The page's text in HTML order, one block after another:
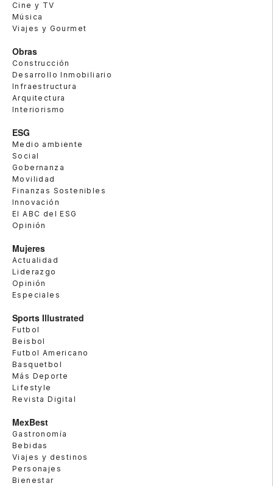
Cine y TV
Música
Viajes y Gourmet
Obras
Construcción
Desarrollo Inmobiliario
Infraestructura
Arquitectura
Interiorismo
ESG
Medio ambiente
Social
Gobernanza
Movilidad
Finanzas Sostenibles
Innovación
El ABC del ESG
Opinión
Mujeres
Actualidad
Liderazgo
Opinión
Especiales
Sports Illustrated
Futbol
Beisbol
Futbol Americano
Basquetbol
Más Deporte
Lifestyle
Revista Digital
MexBest
Gastronomía
Bebidas
Viajes y destinos
Personajes
Bienestar